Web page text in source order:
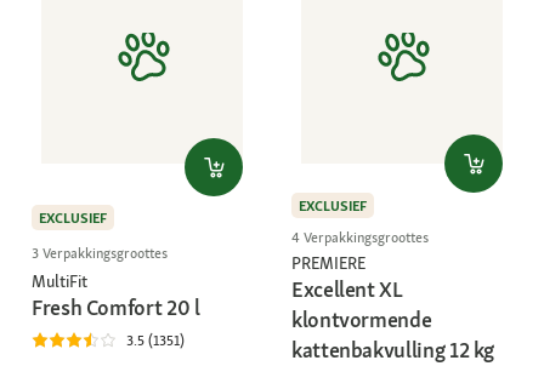
EXCLUSIEF
3 Verpakkingsgroottes
MultiFit
Fresh Comfort 20 l
3.5 (1351)
EXCLUSIEF
4 Verpakkingsgroottes
PREMIERE
Excellent XL
klontvormende
kattenbakvulling 12 kg